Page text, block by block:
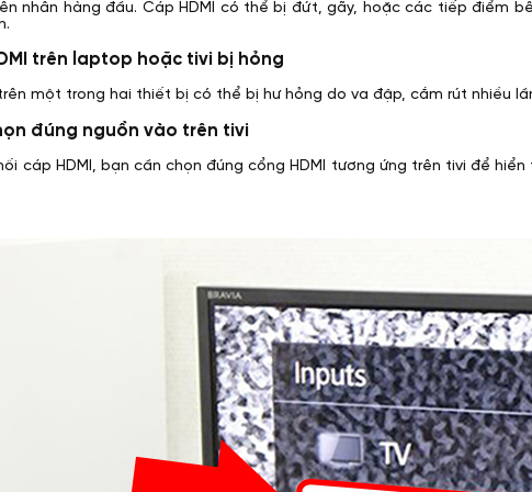
nhân hàng đầu. Cáp HDMI có thể bị đứt, gãy, hoặc các tiếp điểm
trên laptop hoặc tivi bị hỏng
một trong hai thiết bị có thể bị hư hỏng do va đập, cắm rút nhiều
đúng nguồn vào trên tivi
cáp HDMI, bạn cần chọn đúng cổng HDMI tương ứng trên tivi để